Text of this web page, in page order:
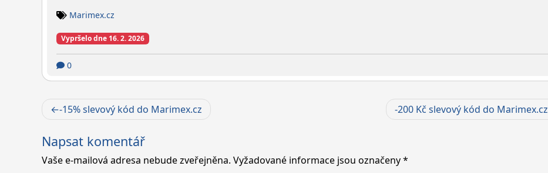
Marimex.cz
Vypršelo dne 16. 2. 2026
0
Navigace
pro
příspěvek
-15% slevový kód do Marimex.cz -200 Kč slevový kód do Marimex.cz
Napsat komentář
Vaše e-mailová adresa nebude zveřejněna. Vyžadované informace jsou označeny*